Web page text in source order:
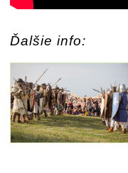
Ďalšie info: